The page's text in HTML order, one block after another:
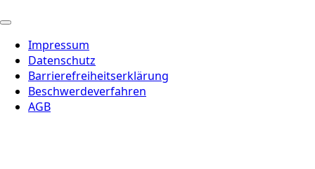
Impressum
Datenschutz
Barrierefreiheitserklärung
Beschwerdeverfahren
AGB